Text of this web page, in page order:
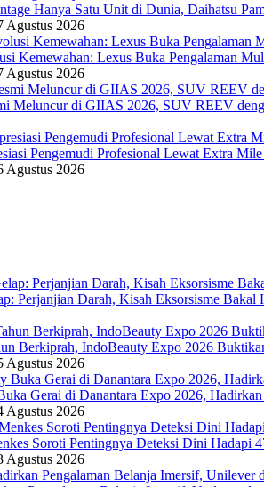
Hanya Satu Unit di Dunia, Daihatsu
Agustus 2026
Kemewahan: Lexus Buka Pengalaman
Agustus 2026
Meluncur di GIIAS 2026, SUV REEV
Pengemudi Profesional Lewat Extra
Agustus 2026
Perjanjian Darah, Kisah Eksorsisme
Berkiprah, IndoBeauty Expo 2026
Agustus 2026
Gerai di Danantara Expo 2026,
Agustus 2026
Soroti Pentingnya Deteksi Dini Hadapi
Agustus 2026